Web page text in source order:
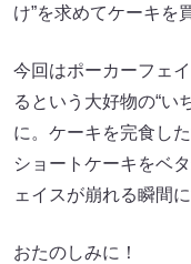
け”を求めてケーキを
今回はポーカーフェ
るという大好物の“い
に。ケーキを完食し
ショートケーキをベ
ェイスが崩れる瞬間に
おたのしみに！